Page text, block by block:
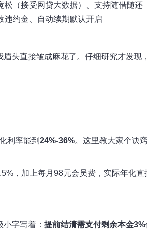
（接受网贷大数据）、支持随借随还
违约金、自动续期默认开启
头直接皱成麻花了。仔细研究才发现
利率能到 24%-36%。这里教大家个诀
，加上每月98元会员费，实际年化直
字写着： 提前结清需支付剩余本金3%